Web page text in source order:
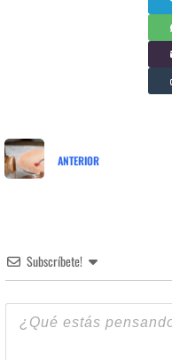
ANTERIOR
Subscríbete!